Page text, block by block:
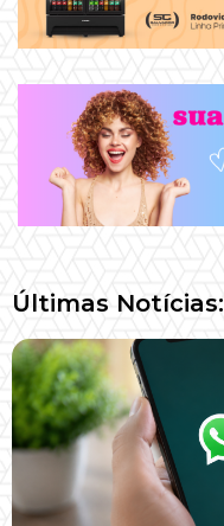
Últimas Notícias: